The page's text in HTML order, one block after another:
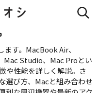
ます。MacBook Air、
Studio、Mac Proとい
や性能を詳しく解説。さ
選び方、Macと組み合わせ